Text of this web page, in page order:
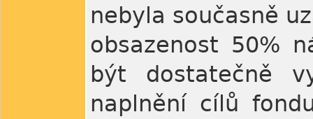
nebyla současně
obsazenost 50%
být dostatečně
naplnění cílů